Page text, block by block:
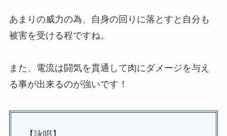
あまりの威力の為、自身の回りに落とすと自分も
被害を受ける程ですね。
また、電流は闘気を貫通して肉にダメージを与え
る事が出来るのが強いです！